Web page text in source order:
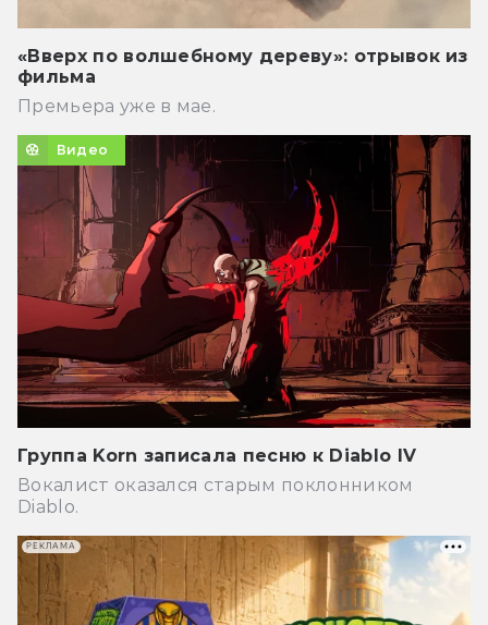
«Вверх по волшебному дереву»: отрывок из
фильма
Премьера уже в мае.
Видео
Группа Korn записала песню к Diablo IV
Вокалист оказался старым поклонником
Diablo.
РЕКЛАМА